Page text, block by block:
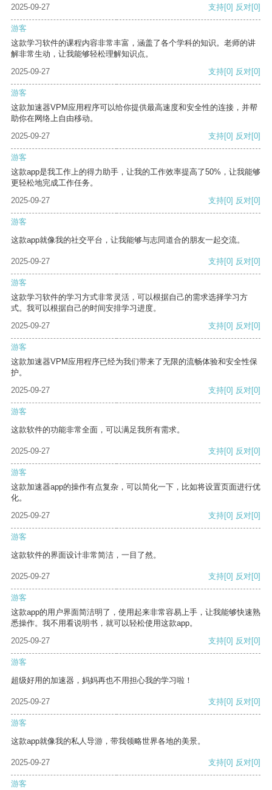
2025-09-27
支持[0] 反对[0]
游客
这款学习软件的课程内容非常丰富，涵盖了各个学科的知识。老师的讲
解非常生动，让我能够轻松理解知识点。
2025-09-27
支持[0] 反对[0]
游客
这款加速器VPM应用程序可以给你提供最高速度和安全性的连接，并帮
助你在网络上自由移动。
2025-09-27
支持[0] 反对[0]
游客
这款app是我工作上的得力助手，让我的工作效率提高了50%，让我能够
更轻松地完成工作任务。
2025-09-27
支持[0] 反对[0]
游客
这款app就像我的社交平台，让我能够与志同道合的朋友一起交流。
2025-09-27 支持[0] 反对[0]
游客
这款学习软件的学习方式非常灵活，可以根据自己的需求选择学习方
式。我可以根据自己的时间安排学习进度。
2025-09-27
支持[0] 反对[0]
游客
这款加速器VPM应用程序已经为我们带来了无限的流畅体验和安全性保
护。
2025-09-27
支持[0] 反对[0]
游客
这款软件的功能非常全面，可以满足我所有需求。
2025-09-27 支持[0] 反对[0]
游客
这款加速器app的操作有点复杂，可以简化一下，比如将设置页面进行优
化。
2025-09-27
支持[0] 反对[0]
游客
这款软件的界面设计非常简洁，一目了然。
2025-09-27 支持[0] 反对[0]
游客
这款app的用户界面简洁明了，使用起来非常容易上手，让我能够快速熟
悉操作。我不用看说明书，就可以轻松使用这款app。
2025-09-27
支持[0] 反对[0]
游客
超级好用的加速器，妈妈再也不用担心我的学习啦！
2025-09-27 支持[0] 反对[0]
游客
这款app就像我的私人导游，带我领略世界各地的美景。
2025-09-27 支持[0] 反对[0]
游客